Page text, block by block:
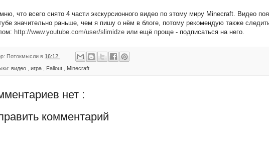
что всего снято 4 части экскурсионного видео по этому миру Minecraft. Видео
значительно раньше, чем я пишу о нём в блоге, потому рекомендую также
http://www.youtube.com/user/slimidze или ещё проще - подписаться на него.
Потокмысли в 16:12
видео игра Fallout Minecraft
нет :
комментарий